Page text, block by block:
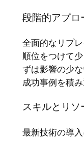
段階的アプロ
全面的なリプ
順位をつけて
ずは影響の少
成功事例を積
スキルとリソ
最新技術の導